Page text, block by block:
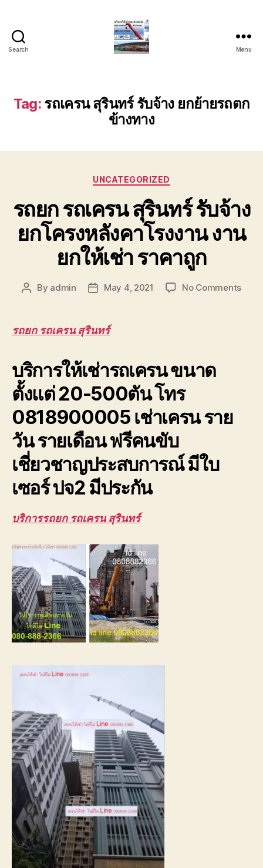
Search
รถ
เครน
รถ
รถ
ขนส่ง
เครื่องจักร
โทร
0818900005
Menu
Tag: รถเครน สุรินทร์ รับจ้าง ยกย้ายรถตก
ข้างทาง
Categories
UNCATEGORIZED
รถยก รถเครน สุรินทร์ รับจ้าง
ยกโครงหลังคาโรงงาน งาน
ยกให้เช่า ราคาถูก
Post
By admin
PostMay 4, 2021 No Commentson
รถยก รถเครน สุรินทร์
บริการให้เช่ารถเครน ขนาด
ตั้งแต่ 20-500ตัน โทร
0818900005 เช่าเครน ราย
วัน รายเดือน ฟรีคนขับ
เชี่ยวชาญประสบการณ์ มีใบ
เซอร์ ปจ2 มีประกัน
บริการรถยก รถเครน สุรินทร์